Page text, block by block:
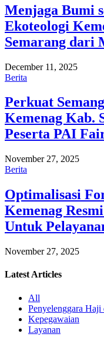
Menjaga Bumi
Ekoteologi
Semarang dari
December 11, 2025
Berita
Perkuat
Kemenag Kab.
Peserta PAI
November 27, 2025
Berita
Optimalisasi
Kemenag
Untuk
November 27, 2025
Latest Articles
All
Penyelenggara Haji
Kepegawaian
Layanan